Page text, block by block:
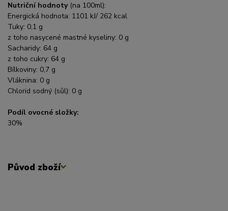
Nutriční hodnoty(na 100ml):
Energická hodnota: 1101 kJ/ 262 kcal
Tuky: 0,1 g
z toho nasycené mastné kyseliny: 0 g
Sacharidy: 64 g
z toho cukry: 64 g
Bílkoviny: 0,7 g
Vláknina: 0 g
Chlorid sodný (sůl): 0 g
Podíl ovocné složky:
30%
Původ zboží